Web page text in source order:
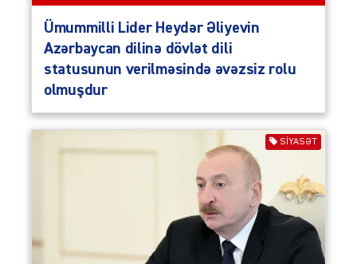
Ümummilli Lider Heydər Əliyevin
Azərbaycan dilinə dövlət dili
statusunun verilməsində əvəzsiz rolu
olmuşdur
SIYASƏT